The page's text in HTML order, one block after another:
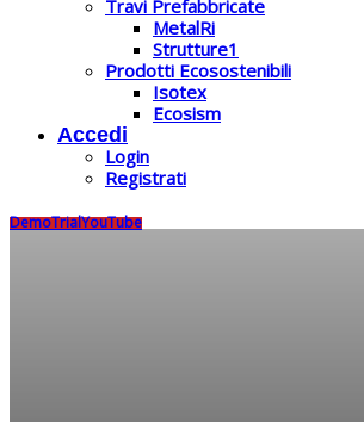
Travi Prefabbricate
MetalRi
Strutture1
Prodotti Ecosostenibili
Isotex
Ecosism
Accedi
Login
Registrati
DemoTrialYouTube